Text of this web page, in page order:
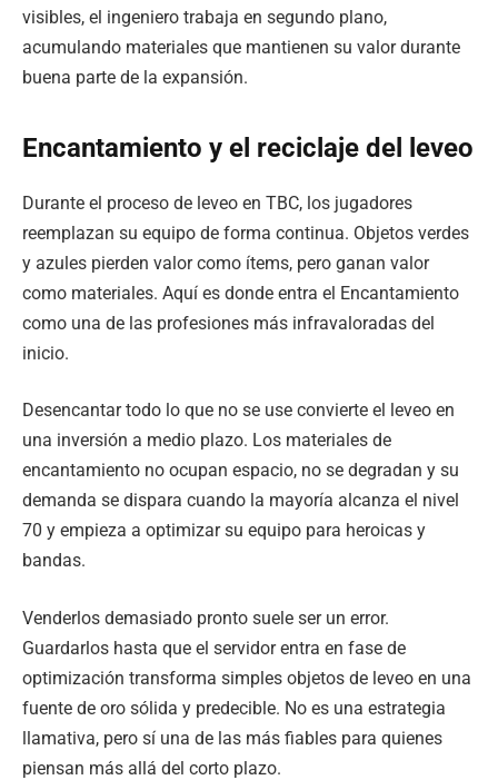
visibles, el ingeniero trabaja en segundo plano,
acumulando materiales que mantienen su valor durante
buena parte de la expansión.
Encantamiento y el reciclaje del leveo
Durante el proceso de leveo en TBC, los jugadores
reemplazan su equipo de forma continua. Objetos verdes
y azules pierden valor como ítems, pero ganan valor
como materiales. Aquí es donde entra el Encantamiento
como una de las profesiones más infravaloradas del
inicio.
Desencantar todo lo que no se use convierte el leveo en
una inversión a medio plazo. Los materiales de
encantamiento no ocupan espacio, no se degradan y su
demanda se dispara cuando la mayoría alcanza el nivel
70 y empieza a optimizar su equipo para heroicas y
bandas.
Venderlos demasiado pronto suele ser un error.
Guardarlos hasta que el servidor entra en fase de
optimización transforma simples objetos de leveo en una
fuente de oro sólida y predecible. No es una estrategia
llamativa, pero sí una de las más fiables para quienes
piensan más allá del corto plazo.